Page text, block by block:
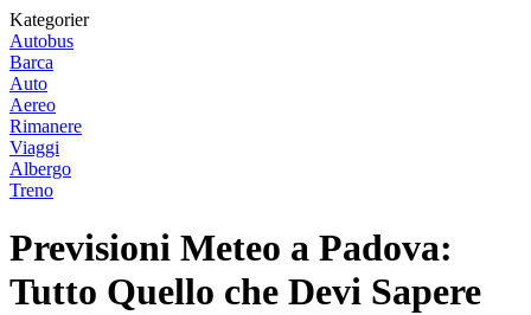
Kategorier
Autobus
Barca
Auto
Aereo
Rimanere
Viaggi
Albergo
Treno
Previsioni Meteo a Padova:
Tutto Quello che Devi Sapere